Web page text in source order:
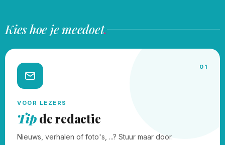
Kies hoe je meedoet.
01
VOOR LEZERS
Tipde redactie
Nieuws, verhalen of foto's, ...? Stuur maar door.